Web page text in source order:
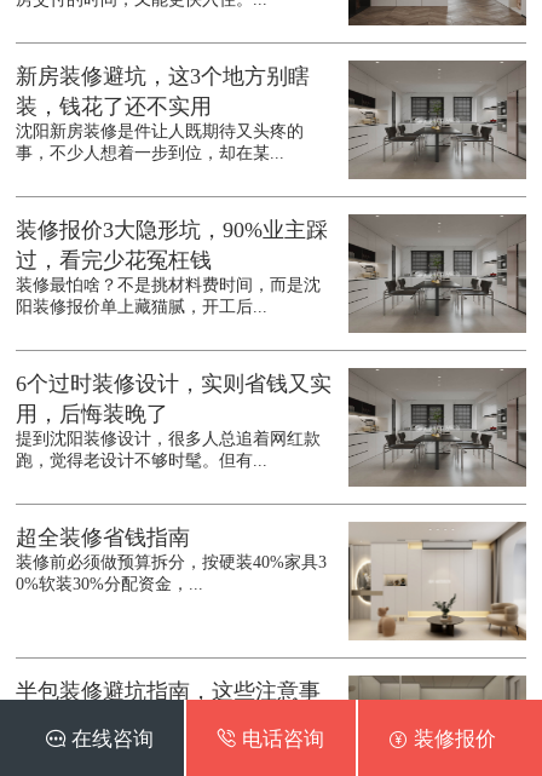
新房装修避坑，这3个地方别瞎
装，钱花了还不实用
沈阳新房装修是件让人既期待又头疼的
事，不少人想着一步到位，却在某...
装修报价3大隐形坑，90%业主踩
过，看完少花冤枉钱
装修最怕啥？不是挑材料费时间，而是沈
阳装修报价单上藏猫腻，开工后...
6个过时装修设计，实则省钱又实
用，后悔装晚了
提到沈阳装修设计，很多人总追着网红款
跑，觉得老设计不够时髦。但有...
超全装修省钱指南
装修前必须做预算拆分，按硬装40%家具3
0%软装30%分配资金，...
半包装修避坑指南，这些注意事
半包装修因主材自购、辅材和施工外包的
 在线咨询  电话咨询  装修报价